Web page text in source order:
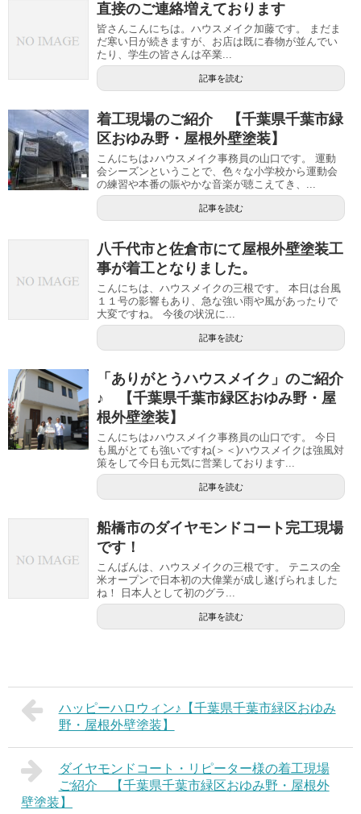
直接のご連絡増えております
皆さんこんにちは。ハウスメイク加藤です。 まだま
だ寒い日が続きますが、お店は既に春物が並んでい
たり、学生の皆さんは卒業...
記事を読む
着工現場のご紹介 【千葉県千葉市緑
区おゆみ野・屋根外壁塗装】
こんにちは♪ハウスメイク事務員の山口です。 運動
会シーズンということで、色々な小学校から運動会
の練習や本番の賑やかな音楽が聴こえてき、...
記事を読む
八千代市と佐倉市にて屋根外壁塗装工
事が着工となりました。
こんにちは、ハウスメイクの三根です。 本日は台風
１１号の影響もあり、急な強い雨や風があったりで
大変ですね。 今後の状況に...
記事を読む
「ありがとうハウスメイク」のご紹介
♪ 【千葉県千葉市緑区おゆみ野・屋
根外壁塗装】
こんにちは♪ハウスメイク事務員の山口です。 今日
も風がとても強いですね(＞＜)ハウスメイクは強風対
策をして今日も元気に営業しております...
記事を読む
船橋市のダイヤモンドコート完工現場
です！
こんばんは、ハウスメイクの三根です。 テニスの全
米オープンで日本初の大偉業が成し遂げられました
ね！ 日本人として初のグラ...
記事を読む
ハッピーハロウィン♪【千葉県千葉市緑区おゆみ
野・屋根外壁塗装】
ダイヤモンドコート・リピーター様の着工現場
ご紹介 【千葉県千葉市緑区おゆみ野・屋根外
壁塗装】